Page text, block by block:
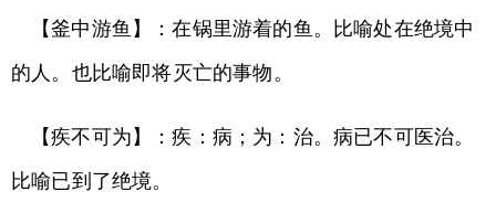
【釜中游鱼】：在锅里游着的鱼。比喻处在绝境中
的人。也比喻即将灭亡的事物。
【疾不可为】：疾：病；为：治。病已不可医治。
比喻已到了绝境。